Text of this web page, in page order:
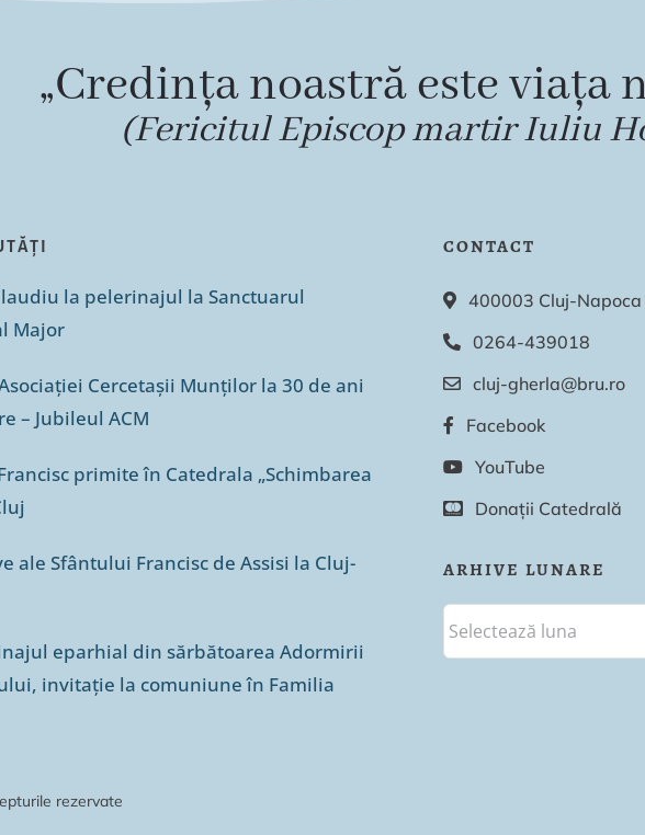
„Credința noastră este viața
(Fericitul Episcop martir Iuliu
la pelerinajul la Sanctuarul
Major
Cercetașii Munților la 30 de ani
– Jubileul ACM
primite în Catedrala „Schimbarea
ale Sfântului Francisc de Assisi la Cluj-
eparhial din sărbătoarea Adormirii
invitație la comuniune în Familia
CONTACT
400003 Cluj-Napoca
0264-439018
cluj-gherla@bru.ro
Facebook
YouTube
Donații Catedrală
ARHIVE LUNARE
rezervate